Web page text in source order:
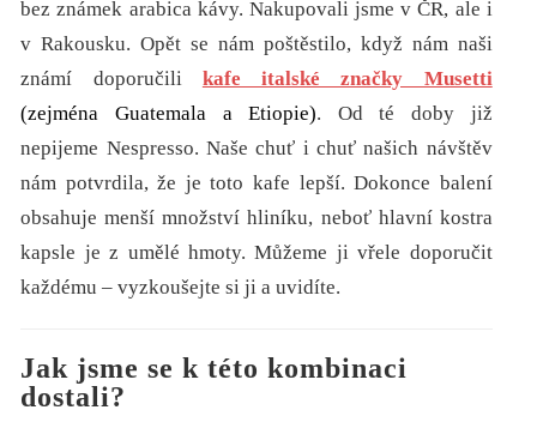
bez známek arabica kávy. Nakupovali jsme v ČR, ale i
v Rakousku. Opět se nám poštěstilo, když nám naši
známí doporučili kafe italské značky Musetti
(zejména Guatemala a Etiopie). Od té doby již
nepijeme Nespresso. Naše chuť i chuť našich návštěv
nám potvrdila, že je toto kafe lepší. Dokonce balení
obsahuje menší množství hliníku, neboť hlavní kostra
kapsle je z umělé hmoty. Můžeme ji vřele doporučit
každému – vyzkoušejte si ji a uvidíte.
Jak jsme se k této kombinaci
dostali?